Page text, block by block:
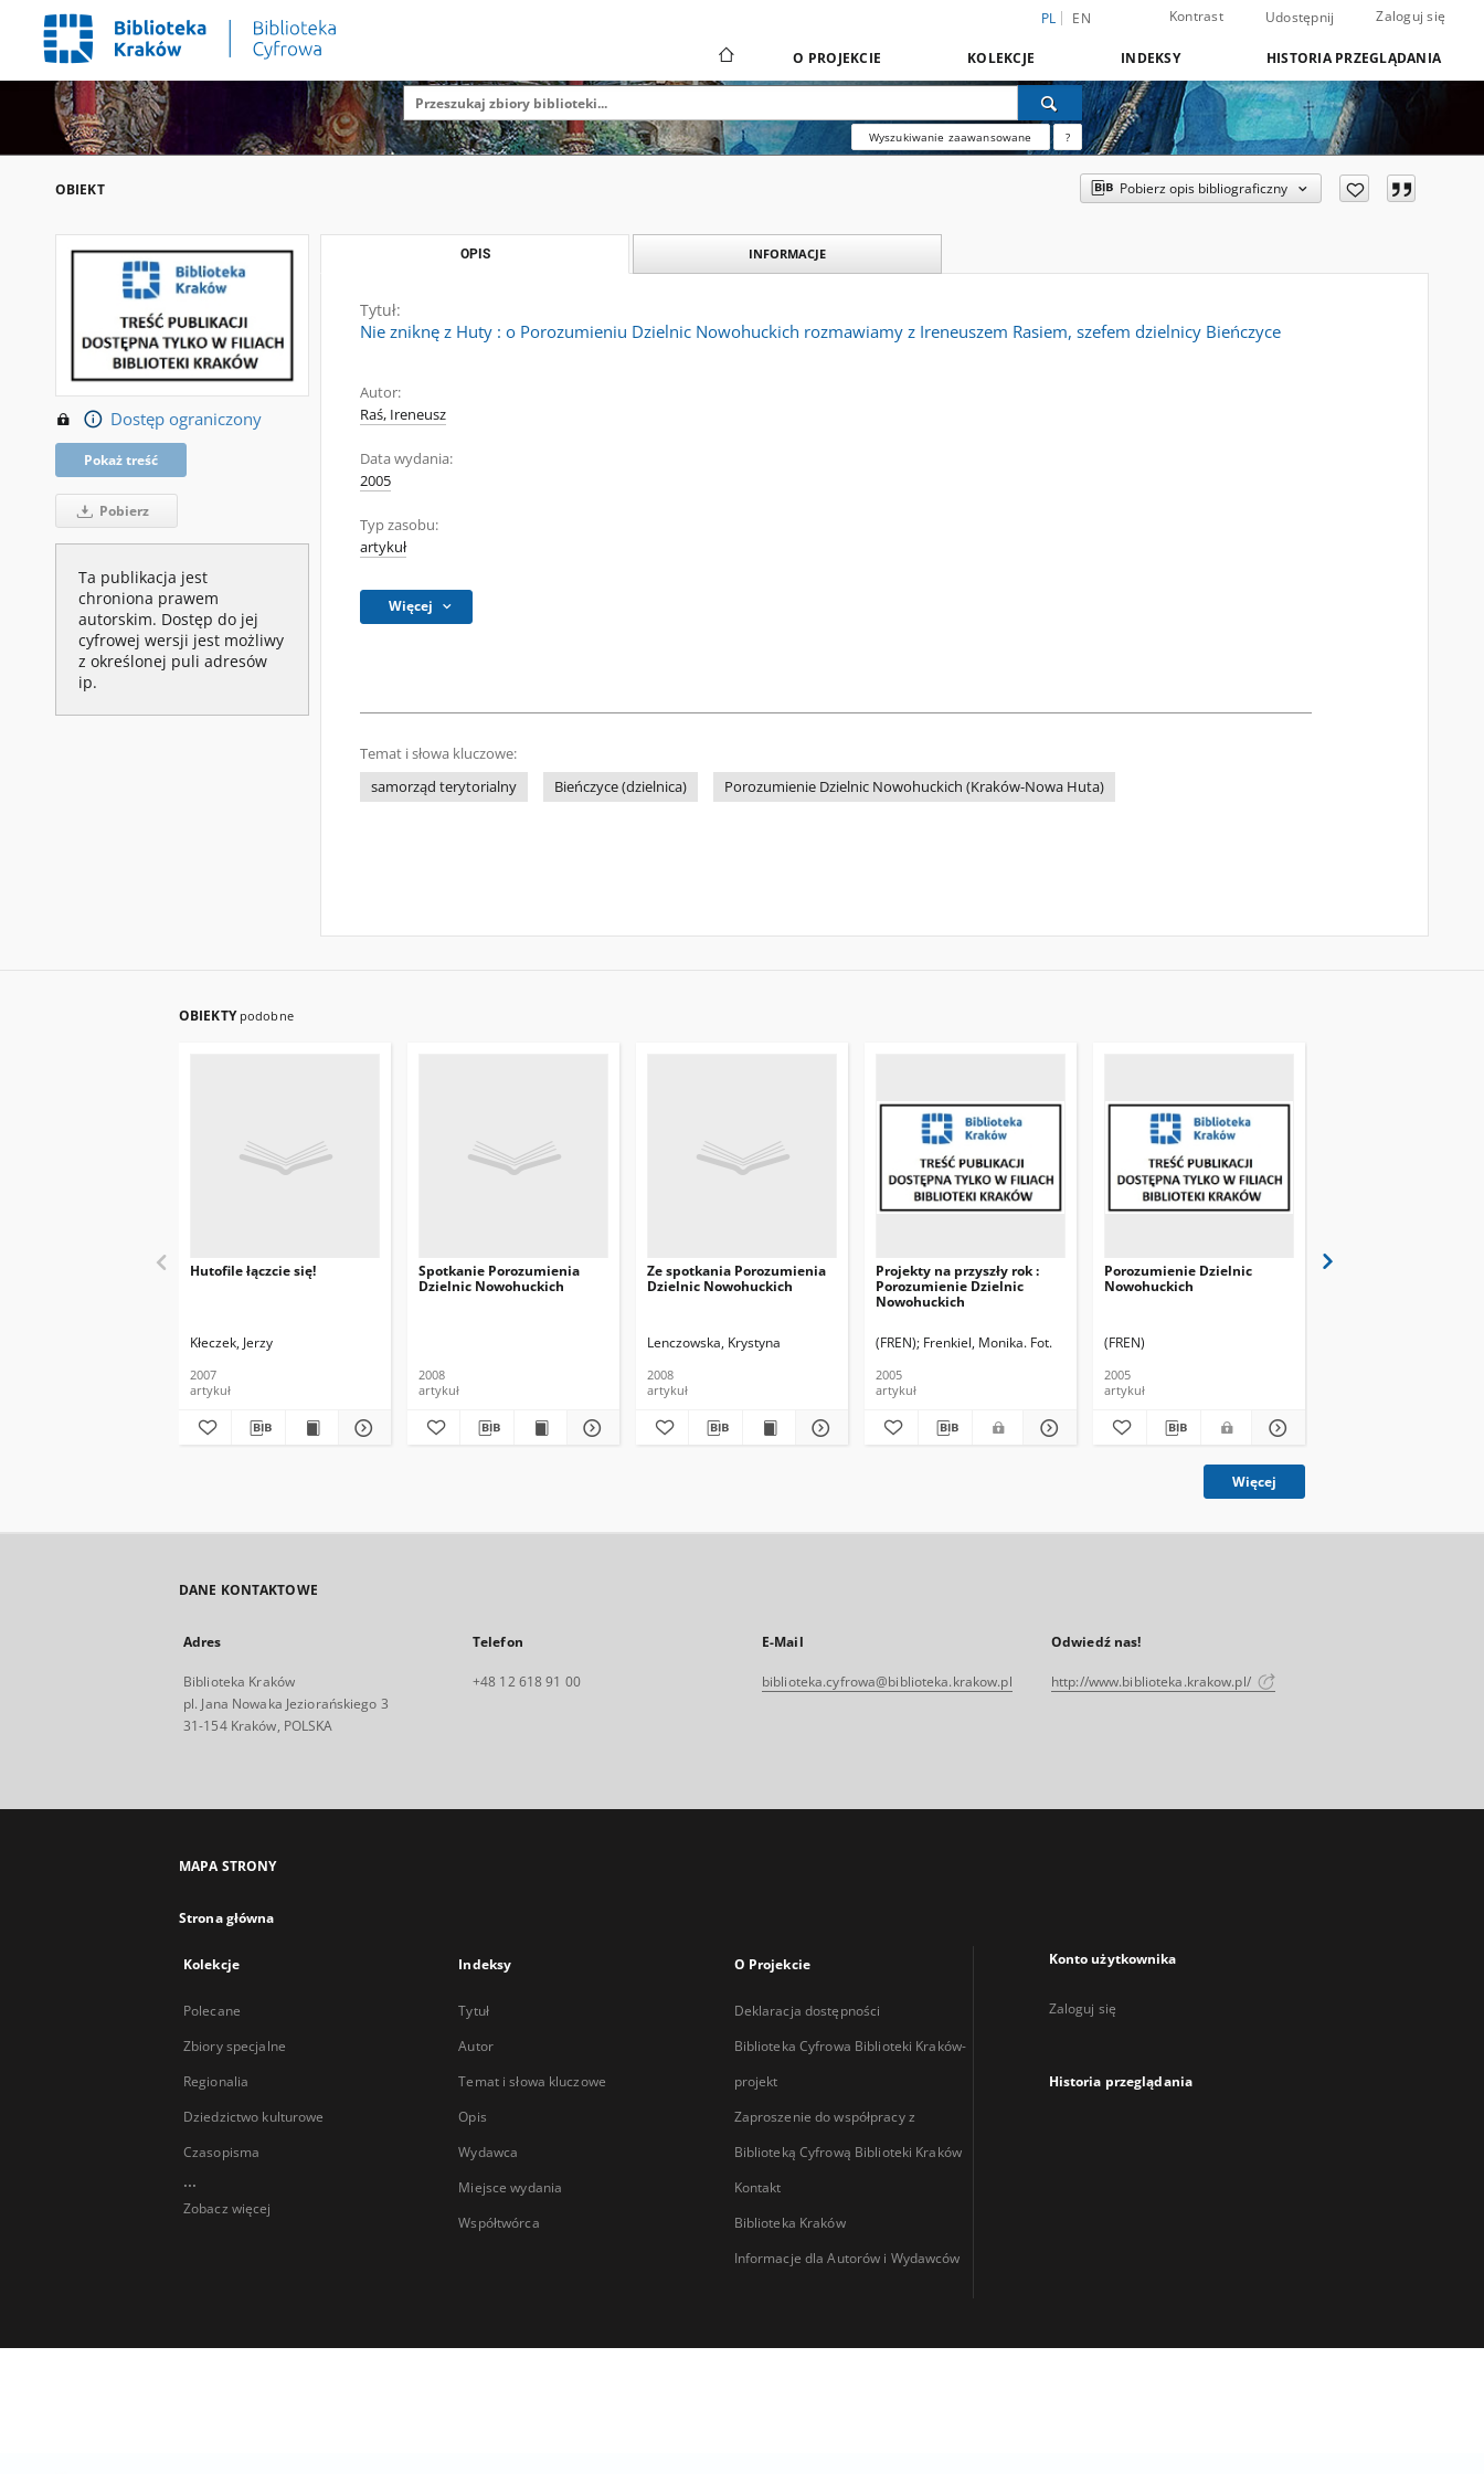
PL EN Kontrast Udostępnij Zaloguj się
O PROJEKCIE KOLEKCJE INDEKSY HISTORIA PRZEGLĄDANIA
Wyszukiwanie zaawansowane ?
OBIEKT Pobierz opis bibliograficzny
Dostęp ograniczony
Pokaż treść
Pobierz
Ta publikacja jest
chroniona prawem
autorskim. Dostęp do jej
cyfrowej wersji jest możliwy
z określonej puli adresów
ip.
OPIS INFORMACJE
Tytuł:
Nie zniknę z Huty : o Porozumieniu Dzielnic Nowohuckich rozmawiamy z Ireneuszem Rasiem, szefem dzielnicy Bieńczyce
Autor:
Raś, Ireneusz
Data wydania:
2005
Typ zasobu:
artykuł
Więcej
Temat i słowa kluczowe:
samorząd terytorialny
Bieńczyce (dzielnica) Porozumienie Dzielnic Nowohuckich (Kraków-Nowa Huta)
OBIEKTY podobne
Hutofile łączcie się!
Kłeczek, Jerzy
2007
artykuł
Spotkanie Porozumienia
Dzielnic Nowohuckich
2008
artykuł
Ze spotkania Porozumienia
Dzielnic Nowohuckich
Lenczowska, Krystyna
2008
artykuł
Projekty na przyszły rok :
Porozumienie Dzielnic
Nowohuckich
(FREN) Frenkiel, Monika. Fot.
2005
artykuł
Porozumienie Dzielnic
Nowohuckich
(FREN)
2005
artykuł
Więcej
DANE KONTAKTOWE
Adres
Biblioteka Kraków
pl. Jana Nowaka Jeziorańskiego 3
31-154 Kraków, POLSKA
Telefon
+48 12 618 91 00
E-Mail
biblioteka.cyfrowa@biblioteka.krakow.pl
Odwiedź nas!
http://www.biblioteka.krakow.pl/
MAPA STRONY
Strona główna
Kolekcje
Polecane
Zbiory specjalne
Regionalia
Dziedzictwo kulturowe
Czasopisma
...
Zobacz więcej
Indeksy
Tytuł
Autor
Temat i słowa kluczowe
Opis
Wydawca
Miejsce wydania
Współtwórca
O Projekcie
Deklaracja dostępności
Biblioteka Cyfrowa Biblioteki Kraków-
projekt
Zaproszenie do współpracy z
Biblioteką Cyfrową Biblioteki Kraków
Kontakt
Biblioteka Kraków
Informacje dla Autorów i Wydawców
Konto użytkownika
Zaloguj się
Historia przeglądania